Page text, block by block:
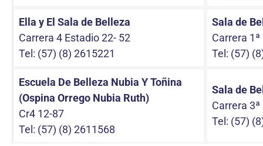
Ella y El Sala de Belleza
Carrera 4 Estadio 22- 52
Tel: (57) (8) 2615221
Sala de
Carrera 1ª
Tel: (57)
Escuela De Belleza Nubia Y Toñina
(Ospina Orrego Nubia Ruth)
Cr4 12-87
Tel: (57) (8) 2611568
Sala de
Carrera 3ª
Tel: (57)